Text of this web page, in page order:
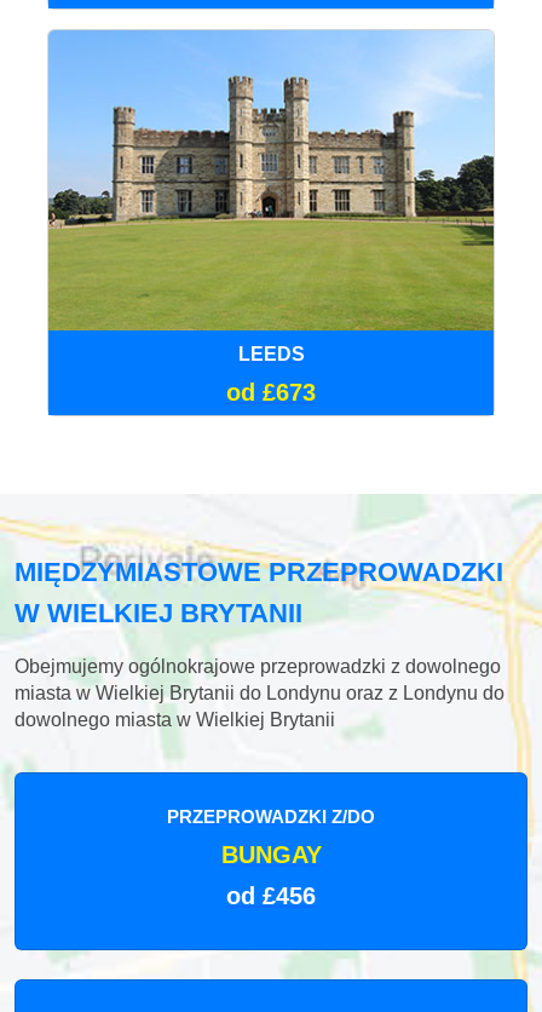
LEEDS
od £673
MIĘDZYMIASTOWE PRZEPROWADZKI
W WIELKIEJ BRYTANII
Obejmujemy ogólnokrajowe przeprowadzki z dowolnego
miasta w Wielkiej Brytanii do Londynu oraz z Londynu do
dowolnego miasta w Wielkiej Brytanii
PRZEPROWADZKI Z/DO
BUNGAY
od £456